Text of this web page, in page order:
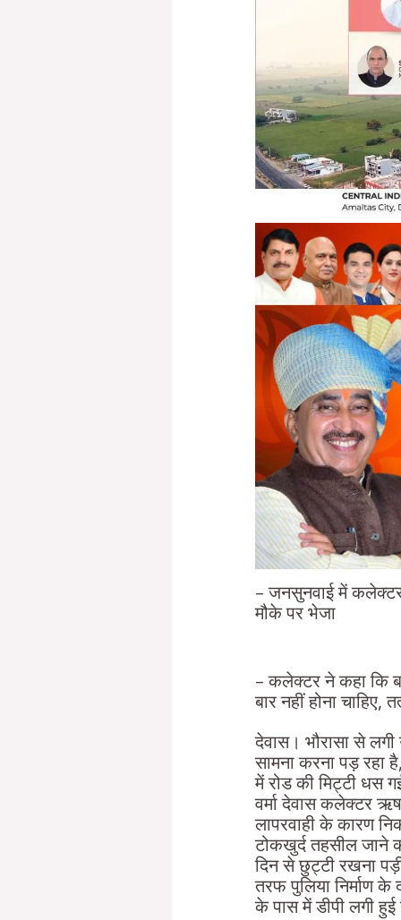
– जनसुनवाई में
मौके पर भेजा
– कलेक्टर ने कहा कि
बार नहीं होना
देवास। भौरासा से
सामना करना पड़ रहा
में रोड की मिट्टी धस
वर्मा देवास कलेक्टर
लापरवाही के कारण
टोकखुर्द तहसील जाने
दिन से छुट्टी रखना
तरफ पुलिया निर्माण
के पास में डीपी लगी